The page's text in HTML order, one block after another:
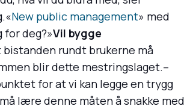
New public management» med
deg?»Vil bygge
rundt brukerne må
blir dette mestringslaget.–
for at vi kan legge en trygg
lære denne måten å snakke med